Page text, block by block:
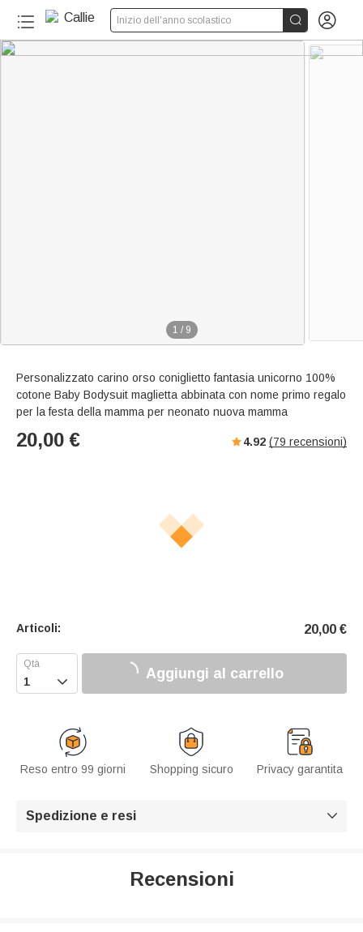
Inizio dell'anno scolastico  
1 / 9
Personalizzato carino orso coniglietto fantasia unicorno 100%
cotone Baby Bodysuit maglietta abbinata con nome primo regalo
per la festa della mamma per neonato nuova mamma
20,00 € 4.92 (79 recensioni)
Articoli: 20,00 €
 Aggiungi al carrello
Reso entro 99 giorni Shopping sicuro Privacy garantita
Spedizione e resi 
Recensioni